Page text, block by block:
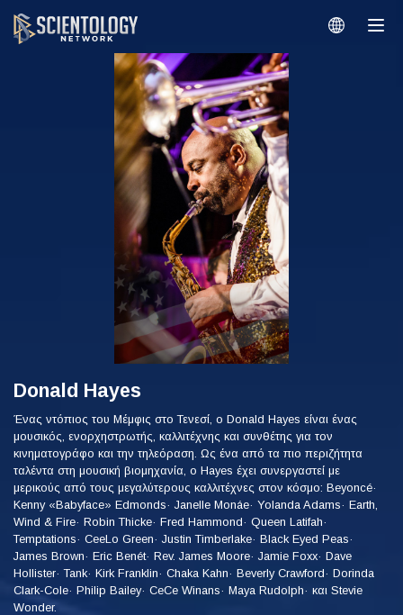
Donald Hayes
Ένας ντόπιος του Μέμφις στο Τενεσί, ο Donald Hayes είναι ένας
μουσικός, ενορχηστρωτής, καλλιτέχνης και συνθέτης για τον
κινηματογράφο και την τηλεόραση. Ως ένα από τα πιο περιζήτητα
ταλέντα στη μουσική βιομηχανία, ο Hayes έχει συνεργαστεί με
μερικούς από τους μεγαλύτερους καλλιτέχνες στον κόσμο: Beyoncé·
Kenny «Babyface» Edmonds· Janelle Monáe· Yolanda Adams· Earth,
Wind & Fire· Robin Thicke· Fred Hammond· Queen Latifah·
Temptations· CeeLo Green· Justin Timberlake· Black Eyed Peas·
James Brown· Eric Benét· Rev. James Moore· Jamie Foxx· Dave
Hollister· Tank· Kirk Franklin· Chaka Kahn· Beverly Crawford· Dorinda
Clark-Cole· Philip Bailey· CeCe Winans· Maya Rudolph· και Stevie
Wonder.